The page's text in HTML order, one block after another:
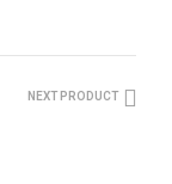
NEXT PRODUCT